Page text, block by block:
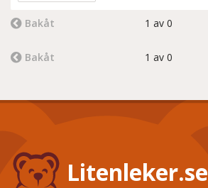
Bakåt 1 av 0
Bakåt 1 av 0
Litenleker.se